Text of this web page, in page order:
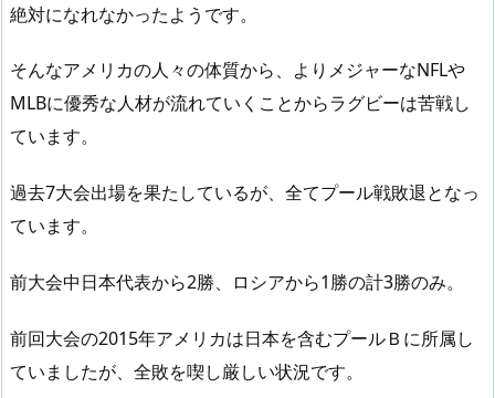
絶対になれなかったようです。
そんなアメリカの人々の体質から、よりメジャーなNFLや
MLBに優秀な人材が流れていくことからラグビーは苦戦し
ています。
過去7大会出場を果たしているが、全てプール戦敗退となっ
ています。
前大会中日本代表から2勝、ロシアから1勝の計3勝のみ。
前回大会の2015年アメリカは日本を含むプールＢに所属し
ていましたが、全敗を喫し厳しい状況です。